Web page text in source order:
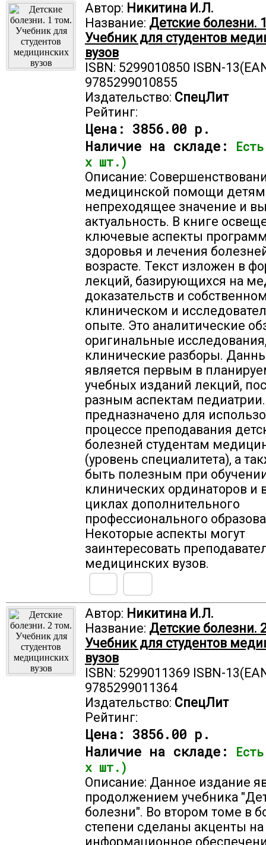
Автор: Никитина И.Л.
Название: Детские болезни.
Учебник для студентов
вузов
ISBN: 5299010850 ISBN-
9785299010855
Издательство: СпецЛит
Рейтинг:
Цена: 3856.00 р.
Наличие на складе:
х шт.)
Описание:
медицинской помощи
непреходящее значение и
актуальность. В книге
ключевые аспекты
здоровья и лечения
возрасте. Текст изложен в
лекций, базирующихся на
доказательств и
клиническом и
опыте. Это аналитические
оригинальные
клинические разборы.
является первым в
учебных изданий лекций,
разным аспектам
предназначено для
процессе преподавания
болезней студентам
(уровень специалитета), а
быть полезным при
клинических ординаторов и
циклах дополнительного
профессионального
Некоторые аспекты могут
заинтересовать
медицинских вузов.
Автор: Никитина И.Л.
Название: Детские болезни.
Учебник для студентов
вузов
ISBN: 5299011369 ISBN-
9785299011364
Издательство: СпецЛит
Рейтинг:
Цена: 3856.00 р.
Наличие на складе:
х шт.)
Описание: Данное издание
продолжением учебника
болезни". Во втором томе в
степени сделаны акценты на
информационное